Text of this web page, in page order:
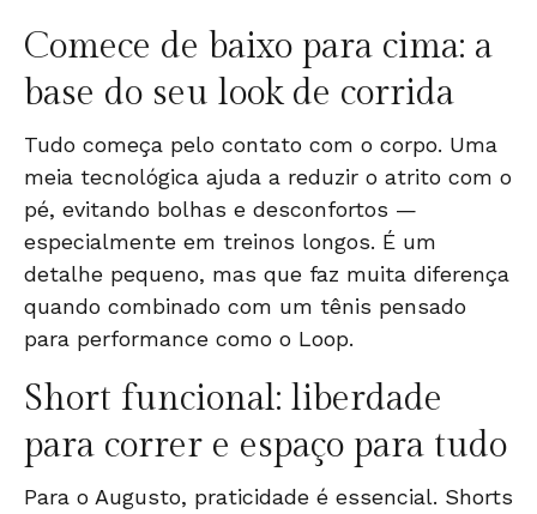
Comece de baixo para cima: a
base do seu look de corrida
Tudo começa pelo contato com o corpo. Uma
meia tecnológica ajuda a reduzir o atrito com o
pé, evitando bolhas e desconfortos —
especialmente em treinos longos. É um
detalhe pequeno, mas que faz muita diferença
quando combinado com um tênis pensado
para performance como o Loop.
Short funcional: liberdade
para correr e espaço para tudo
Para o Augusto, praticidade é essencial. Shorts